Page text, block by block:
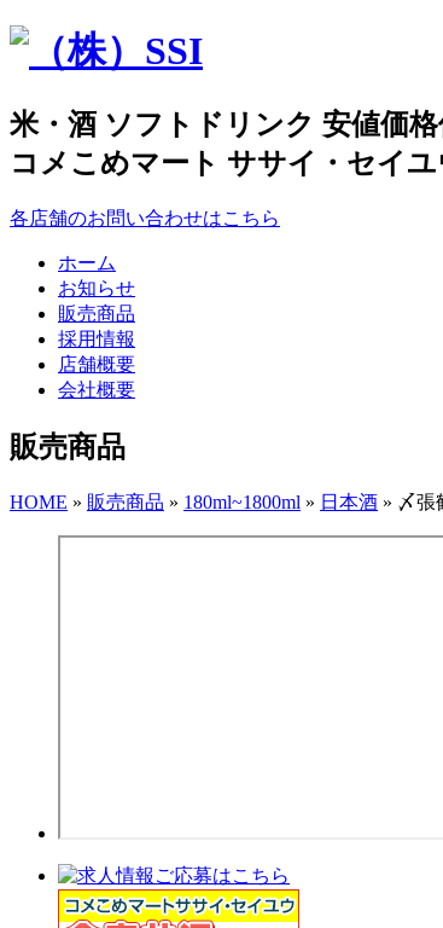
米・酒 ソフトドリンク 安値価格
コメこめマート ササイ・セイユ
各店舗のお問い合わせはこちら
ホーム
お知らせ
販売商品
採用情報
店舗概要
会社概要
販売商品
HOME » 販売商品 » 180ml~1800ml » 日本酒 » 〆張